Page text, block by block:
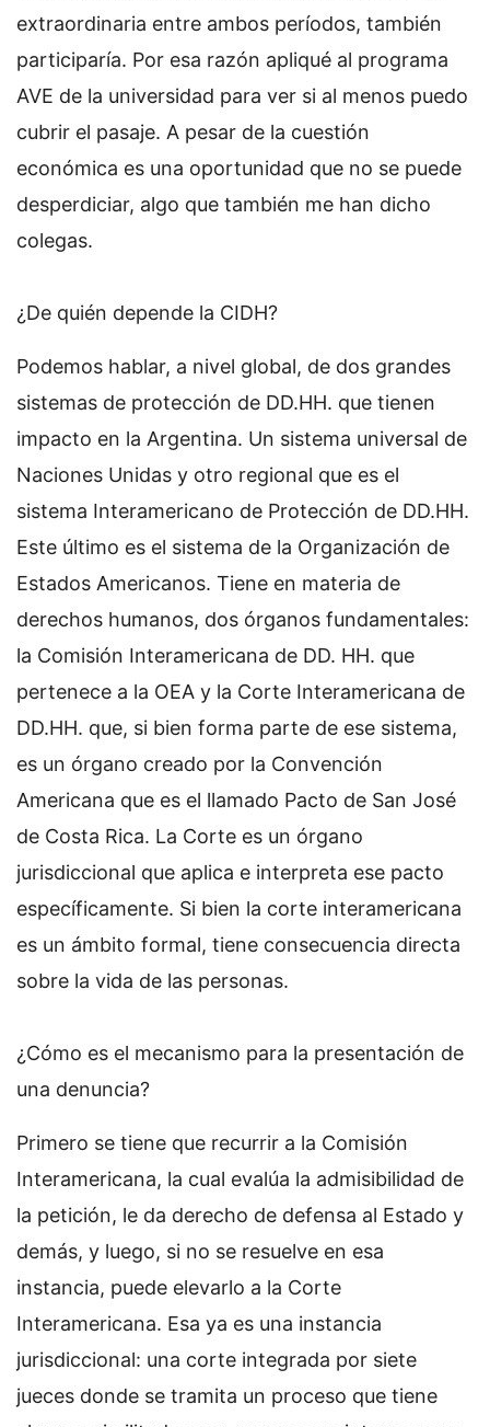
extraordinaria entre ambos períodos, también
participaría. Por esa razón apliqué al programa
AVE de la universidad para ver si al menos puedo
cubrir el pasaje. A pesar de la cuestión
económica es una oportunidad que no se puede
desperdiciar, algo que también me han dicho
colegas.
¿De quién depende la CIDH?
Podemos hablar, a nivel global, de dos grandes
sistemas de protección de DD.HH. que tienen
impacto en la Argentina. Un sistema universal de
Naciones Unidas y otro regional que es el
sistema Interamericano de Protección de DD.HH.
Este último es el sistema de la Organización de
Estados Americanos. Tiene en materia de
derechos humanos, dos órganos fundamentales:
la Comisión Interamericana de DD. HH. que
pertenece a la OEA y la Corte Interamericana de
DD.HH. que, si bien forma parte de ese sistema,
es un órgano creado por la Convención
Americana que es el llamado Pacto de San José
de Costa Rica. La Corte es un órgano
jurisdiccional que aplica e interpreta ese pacto
específicamente. Si bien la corte interamericana
es un ámbito formal, tiene consecuencia directa
sobre la vida de las personas.
¿Cómo es el mecanismo para la presentación de
una denuncia?
Primero se tiene que recurrir a la Comisión
Interamericana, la cual evalúa la admisibilidad de
la petición, le da derecho de defensa al Estado y
demás, y luego, si no se resuelve en esa
instancia, puede elevarlo a la Corte
Interamericana. Esa ya es una instancia
jurisdiccional: una corte integrada por siete
jueces donde se tramita un proceso que tiene